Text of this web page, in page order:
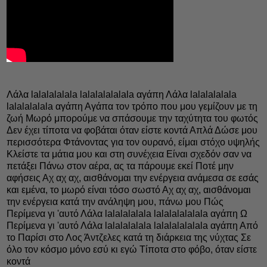
Λάλα lalalalalala lalalalalalala αγάπη Λάλα lalalalalala
lalalalalala αγάπη Αγάπα τον τρόπο που μου γεμίζουν με τη
ζωή Μωρό μπορούμε να σπάσουμε την ταχύτητα του φωτός
Δεν έχει τίποτα να φοβάται όταν είστε κοντά Απλά Δώσε μου
περισσότερα Φτάνοντας για τον ουρανό, είμαι στόχο υψηλής
Κλείστε τα μάτια μου και στη συνέχεια Είναι σχεδόν σαν να
πετάξει Πάνω στον αέρα, ας τα πάρουμε εκεί Ποτέ μην
αφήσεις Αχ αχ αχ, αισθάνομαι την ενέργεια ανάμεσα σε εσάς
και εμένα, το μωρό είναι τόσο σωστό Αχ αχ αχ, αισθάνομαι
την ενέργεια κατά την ανάληψη μου, πάνω μου Πώς
Περίμενα γι 'αυτό Λάλα lalalalalala lalalalalalala αγάπη Ω
Περίμενα γι 'αυτό Λάλα lalalalalala lalalalalalala αγάπη Από
το Παρίσι στο Λος Άντζελες κατά τη διάρκεια της νύχτας Σε
όλο τον κόσμο μόνο εσύ κι εγώ Τίποτα στο φόβο, όταν είστε
κοντά